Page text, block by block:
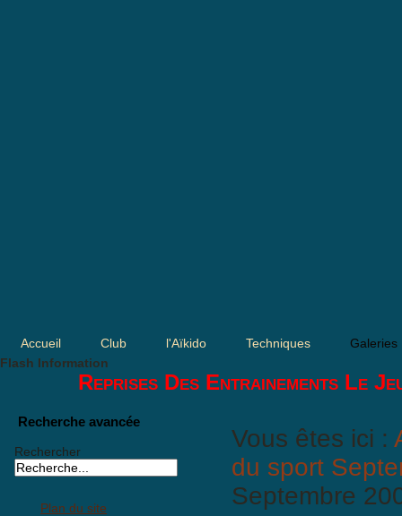
Accueil Club l'Aïkido Techniques
Galeries
Flash Information
Reprises Des Entrainements Le
Recherche avancée
Rechercher
Plan du site
Vous êtes ici :
du sport
Septembre